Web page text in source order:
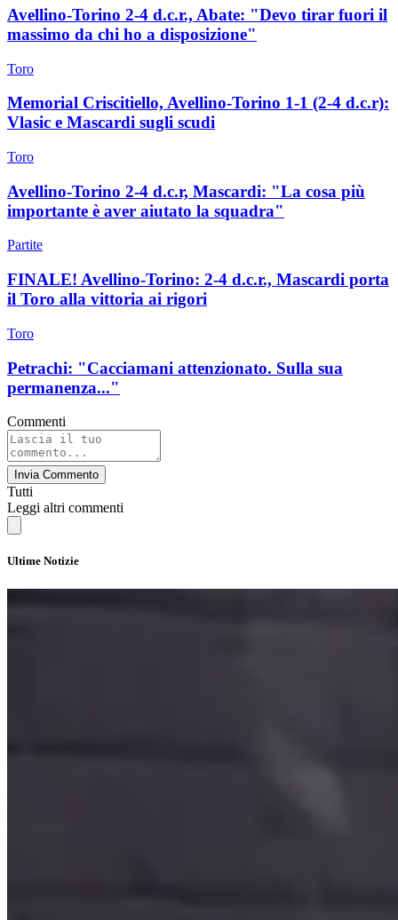
Avellino-Torino 2-4 d.c.r., Abate: "Devo tirar fuori il
massimo da chi ho a disposizione"
Toro
Memorial Criscitiello, Avellino-Torino 1-1 (2-4 d.c.r):
Vlasic e Mascardi sugli scudi
Toro
Avellino-Torino 2-4 d.c.r, Mascardi: "La cosa più
importante è aver aiutato la squadra"
Partite
FINALE! Avellino-Torino: 2-4 d.c.r., Mascardi porta
il Toro alla vittoria ai rigori
Toro
Petrachi: "Cacciamani attenzionato. Sulla sua
permanenza..."
Commenti
Invia Commento
Tutti
Leggi altri commenti
Ultime Notizie